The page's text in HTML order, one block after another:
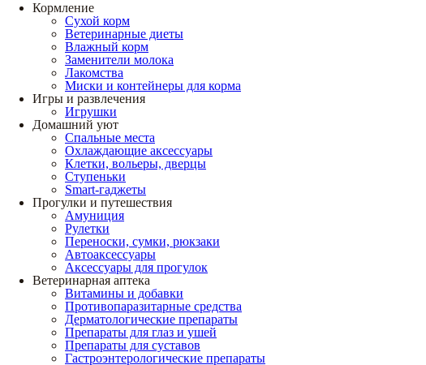
Кормление
Сухой корм
Ветеринарные диеты
Влажный корм
Заменители молока
Лакомства
Миски и контейнеры для корма
Игры и развлечения
Игрушки
Домашний уют
Спальные места
Охлаждающие аксессуары
Клетки, вольеры, дверцы
Ступеньки
Smart-гаджеты
Прогулки и путешествия
Амуниция
Рулетки
Переноски, сумки, рюкзаки
Автоаксессуары
Аксессуары для прогулок
Ветеринарная аптека
Витамины и добавки
Противопаразитарные средства
Дерматологические препараты
Препараты для глаз и ушей
Препараты для суставов
Гастроэнтерологические препараты